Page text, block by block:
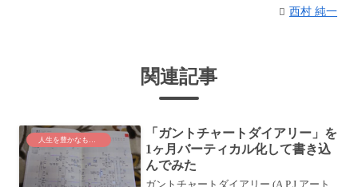
西村 純一
関連記事
「ガントチャートダイアリー」を
1ヶ月バーティカル化して書き込
んでみた
ガントチャートダイアリー (A.P.J.アート